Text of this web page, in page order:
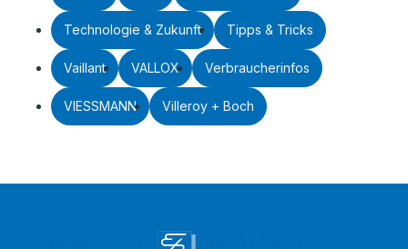
Technologie & Zukunft Tipps & Tricks
Vaillant VALLOX Verbraucherinfos
VIESSMANN Villeroy + Boch